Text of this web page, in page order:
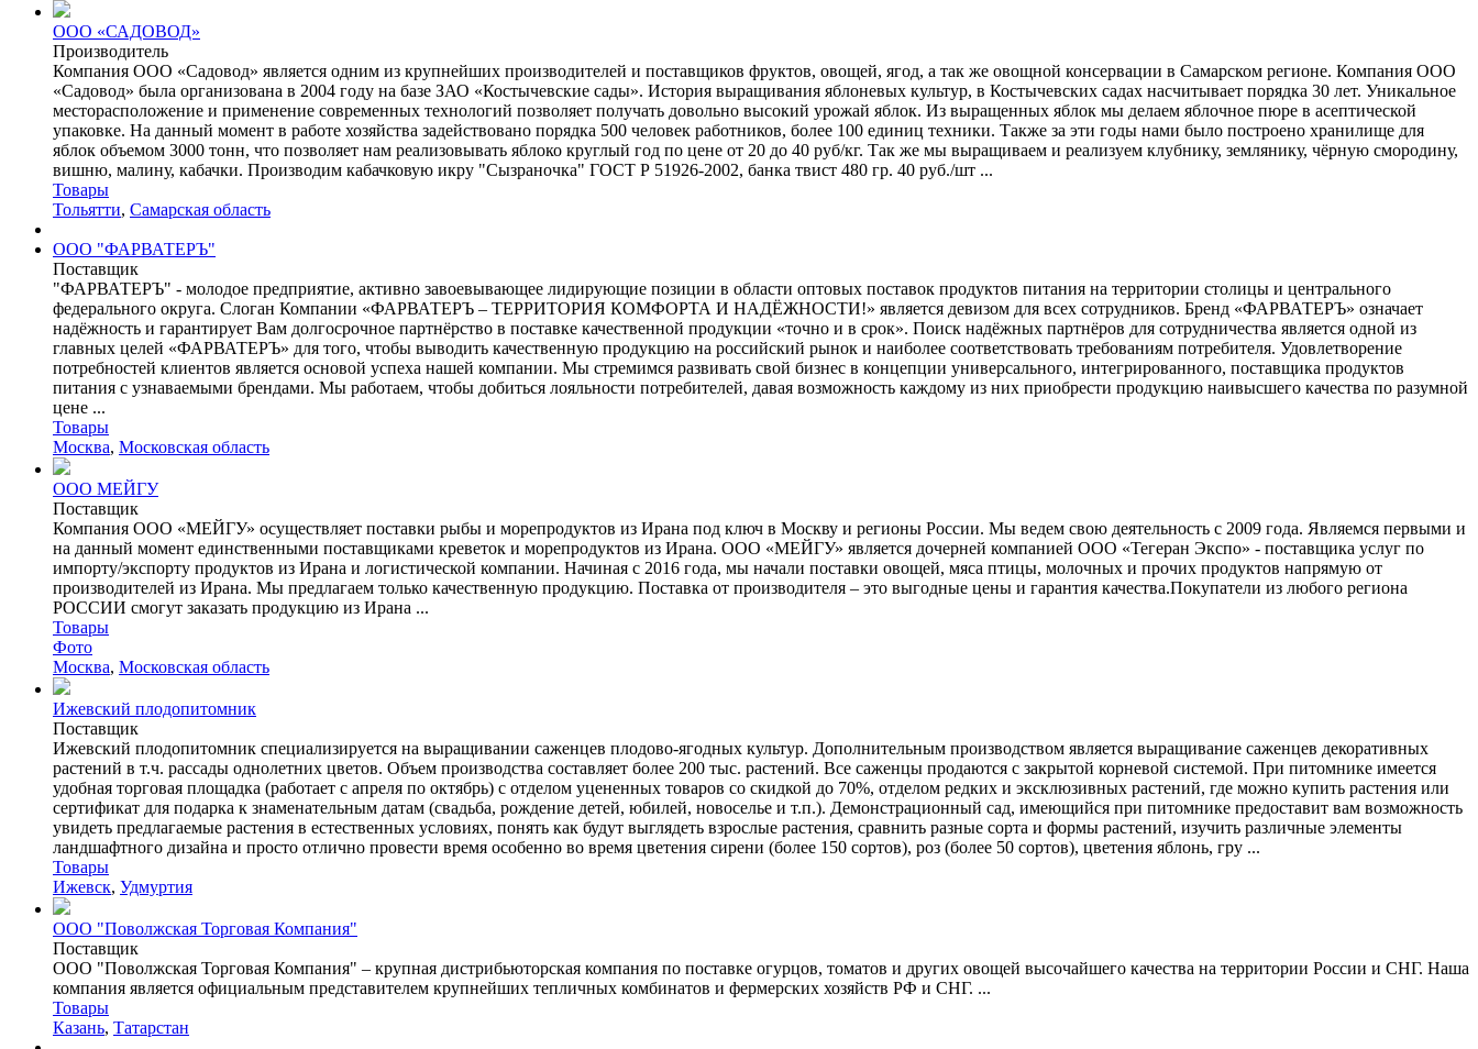
ООО «САДОВОД»
Производитель
Компания ООО «Садовод» является одним из крупнейших производителей и поставщиков фруктов, овощей, ягод, а так же овощной консервации в Самарском регионе. Компания ООО
«Садовод» была организована в 2004 году на базе ЗАО «Костычевские сады». История выращивания яблоневых культур, в Костычевских садах насчитывает порядка 30 лет. Уникальное
месторасположение и применение современных технологий позволяет получать довольно высокий урожай яблок. Из выращенных яблок мы делаем яблочное пюре в асептической
упаковке. На данный момент в работе хозяйства задействовано порядка 500 человек работников, более 100 единиц техники. Также за эти годы нами было построено хранилище для
яблок объемом 3000 тонн, что позволяет нам реализовывать яблоко круглый год по цене от 20 до 40 руб/кг. Так же мы выращиваем и реализуем клубнику, землянику, чёрную смородину,
вишню, малину, кабачки. Производим кабачковую икру "Сызраночка" ГОСТ Р 51926-2002, банка твист 480 гр. 40 руб./шт ...
Товары
Тольятти, Самарская область
ООО "ФАРВАТЕРЪ"
Поставщик
"ФАРВАТЕРЪ" - молодое предприятие, активно завоевывающее лидирующие позиции в области оптовых поставок продуктов питания на территории столицы и центрального
федерального округа. Слоган Компании «ФАРВАТЕРЪ – ТЕРРИТОРИЯ КОМФОРТА И НАДЁЖНОСТИ!» является девизом для всех сотрудников. Бренд «ФАРВАТЕРЪ» означает
надёжность и гарантирует Вам долгосрочное партнёрство в поставке качественной продукции «точно и в срок». Поиск надёжных партнёров для сотрудничества является одной из
главных целей «ФАРВАТЕРЪ» для того, чтобы выводить качественную продукцию на российский рынок и наиболее соответствовать требованиям потребителя. Удовлетворение
потребностей клиентов является основой успеха нашей компании. Мы стремимся развивать свой бизнес в концепции универсального, интегрированного, поставщика продуктов
питания с узнаваемыми брендами. Мы работаем, чтобы добиться лояльности потребителей, давая возможность каждому из них приобрести продукцию наивысшего качества по разумной
цене ...
Товары
Москва, Московская область
ООО МЕЙГУ
Поставщик
Компания ООО «МЕЙГУ» осуществляет поставки рыбы и морепродуктов из Ирана под ключ в Москву и регионы России. Мы ведем свою деятельность с 2009 года. Являемся первыми и
на данный момент единственными поставщиками креветок и морепродуктов из Ирана. ООО «МЕЙГУ» является дочерней компанией ООО «Тегеран Экспо» - поставщика услуг по
импорту/экспорту продуктов из Ирана и логистической компании. Начиная с 2016 года, мы начали поставки овощей, мяса птицы, молочных и прочих продуктов напрямую от
производителей из Ирана. Мы предлагаем только качественную продукцию. Поставка от производителя – это выгодные цены и гарантия качества.Покупатели из любого региона
РОССИИ смогут заказать продукцию из Ирана ...
Товары
Фото
Москва, Московская область
Ижевский плодопитомник
Поставщик
Ижевский плодопитомник специализируется на выращивании саженцев плодово-ягодных культур. Дополнительным производством является выращивание саженцев декоративных
растений в т.ч. рассады однолетних цветов. Объем производства составляет более 200 тыс. растений. Все саженцы продаются с закрытой корневой системой. При питомнике имеется
удобная торговая площадка (работает с апреля по октябрь) с отделом уцененных товаров со скидкой до 70%, отделом редких и эксклюзивных растений, где можно купить растения или
сертификат для подарка к знаменательным датам (свадьба, рождение детей, юбилей, новоселье и т.п.). Демонстрационный сад, имеющийся при питомнике предоставит вам возможность
увидеть предлагаемые растения в естественных условиях, понять как будут выглядеть взрослые растения, сравнить разные сорта и формы растений, изучить различные элементы
ландшафтного дизайна и просто отлично провести время особенно во время цветения сирени (более 150 сортов), роз (более 50 сортов), цветения яблонь, гру ...
Товары
Ижевск, Удмуртия
ООО "Поволжская Торговая Компания"
Поставщик
ООО "Поволжская Торговая Компания" – крупная дистрибьюторская компания по поставке огурцов, томатов и других овощей высочайшего качества на территории России и СНГ. Наша
компания является официальным представителем крупнейших тепличных комбинатов и фермерских хозяйств РФ и СНГ. ...
Товары
Казань, Татарстан